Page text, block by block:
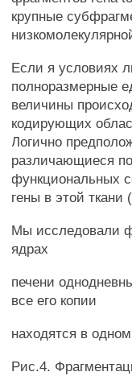
крупные
Если я условиях
полноразмерные
величины
кодирующих
Логично
различающиеся
функциональных
гены в этой ткани
Мы исследовали
ядрах
печени
все его копии
находятся в
Рис.4.